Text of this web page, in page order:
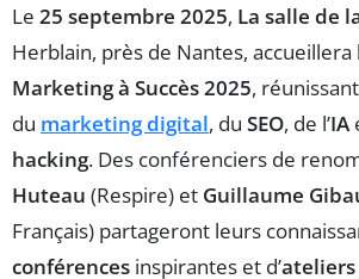
Le 25 septembre 2025, La salle de
Herblain, près de Nantes, accueillera
Marketing à Succès 2025,
du marketing digital, du SEO, de l’IA
hacking. Des conférenciers de
Huteau (Respire) et Guillaume
Français) partageront leurs
conférences inspirantes et d’